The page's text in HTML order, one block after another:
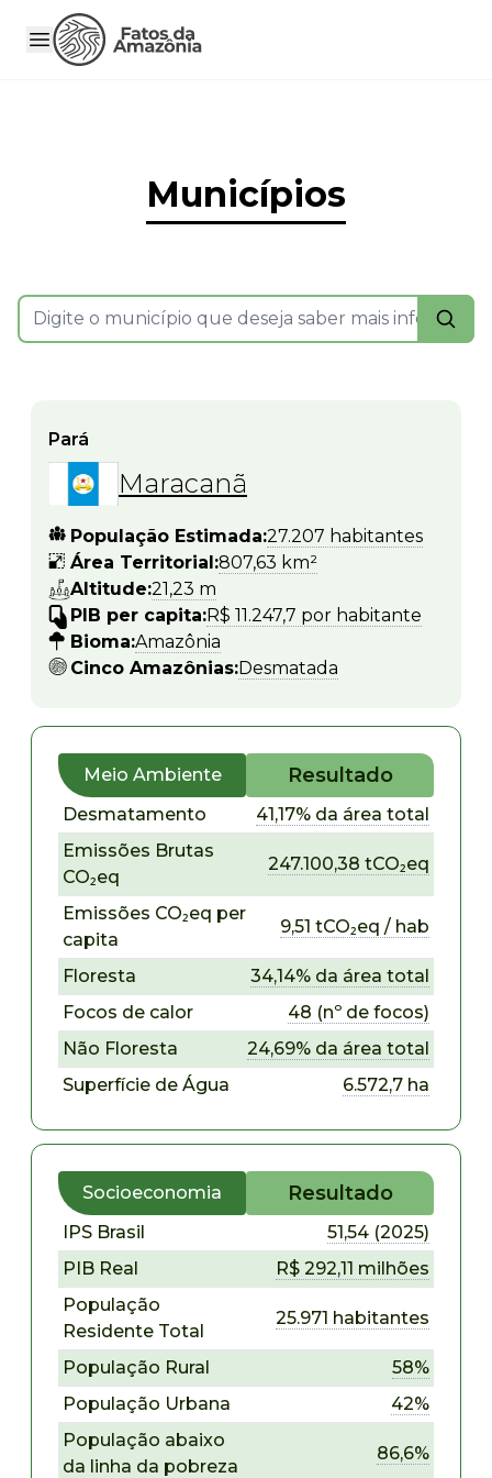
Municípios
Pará
Maracanã
População Estimada:27.207 habitantes
Área Territorial:807,63 km²
Altitude:21,23 m
PIB per capita:R$ 11.247,7 por habitante
Bioma:Amazônia
Cinco Amazônias:Desmatada
Meio Ambiente Resultado
Desmatamento
41,17% da área total
Emissões Brutas
CO₂eq
247.100,38 tCO₂eq
Emissões CO₂eq per
capita
9,51 tCO₂eq / hab
Floresta
34,14% da área total
Focos de calor
48 (nº de focos)
Não Floresta
24,69% da área total
Superfície de Água
6.572,7 ha
Socioeconomia Resultado
IPS Brasil
51,54 (2025)
PIB Real
R$ 292,11 milhões
População
Residente Total
25.971 habitantes
População Rural
58%
População Urbana
42%
População abaixo
da linha da pobreza
86,6%